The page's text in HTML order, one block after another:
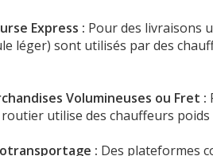
Express : Pour des livraisons
léger) sont utilisés par des
Volumineuses ou Fret :
utilise des chauffeurs
: Des plateformes